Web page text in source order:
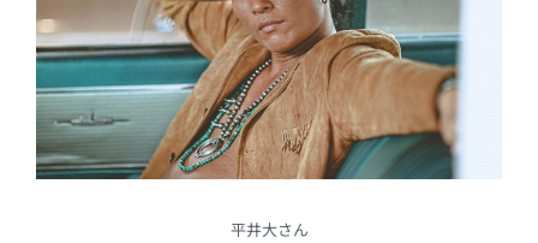
平井大さん